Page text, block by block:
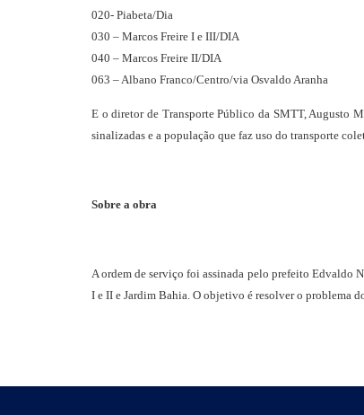
020- Piabeta/Dia
030 – Marcos Freire I e III/DIA
040 – Marcos Freire II/DIA
063 – Albano Franco/Centro/via Osvaldo Aranha
E o diretor de Transporte Público da SMTT, Augusto
sinalizadas e a população que faz uso do transporte
Sobre a obra
A ordem de serviço foi assinada pelo prefeito Edvaldo
I e II e Jardim Bahia. O objetivo é resolver o problema